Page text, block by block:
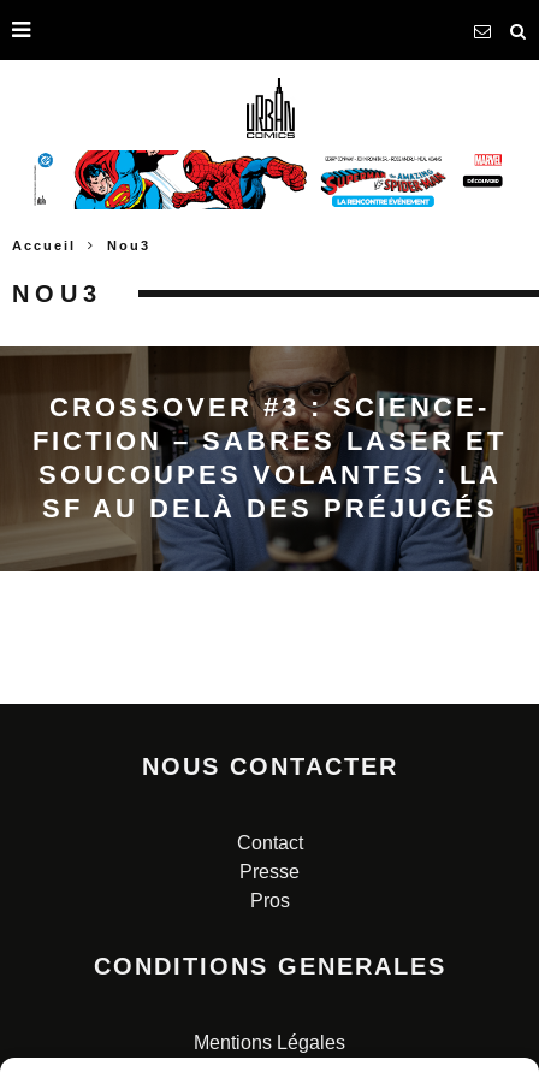
Accueil Nou3
NOU3
CROSSOVER #3 : SCIENCE-
FICTION – SABRES LASER ET
SOUCOUPES VOLANTES : LA
SF AU DELÀ DES PRÉJUGÉS
NOUS CONTACTER
Contact
Presse
Pros
CONDITIONS GENERALES
Mentions Légales